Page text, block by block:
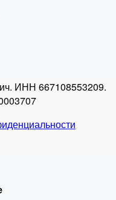
ИНН 667108553209.